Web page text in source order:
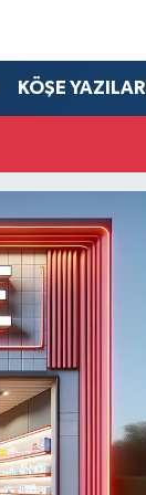
KÖŞE YAZILARI